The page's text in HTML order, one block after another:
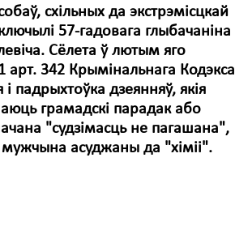
схільных да экстрэмісцкай
57-гадовага глыбачаніна
Сёлета ў лютым яго
1 арт. 342 Крымінальнага Кодэкса
і падрыхтоўка дзеянняў, якія
грамадскі парадак або
"судзімасць не пагашана",
асуджаны да "хіміі".